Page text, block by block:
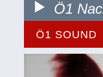
Ö1
Ö1 SOUND